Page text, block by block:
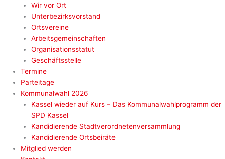
Wir vor Ort
Unterbezirksvorstand
Ortsvereine
Arbeitsgemeinschaften
Organisationsstatut
Geschäftsstelle
Termine
Parteitage
Kommunalwahl 2026
Kassel wieder auf Kurs – Das Kommunalwahlprogramm der
SPD Kassel
Kandidierende Stadtverordnetenversammlung
Kandidierende Ortsbeiräte
Mitglied werden